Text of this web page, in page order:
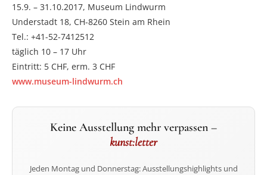
15.9. – 31.10.2017, Museum Lindwurm
Understadt 18, CH-8260 Stein am Rhein
Tel.: +41-52-7412512
täglich 10 – 17 Uhr
Eintritt: 5 CHF, erm. 3 CHF
www.museum-lindwurm.ch
Keine Ausstellung mehr verpassen –
kunst:letter
Jeden Montag und Donnerstag: Ausstellungshighlights und